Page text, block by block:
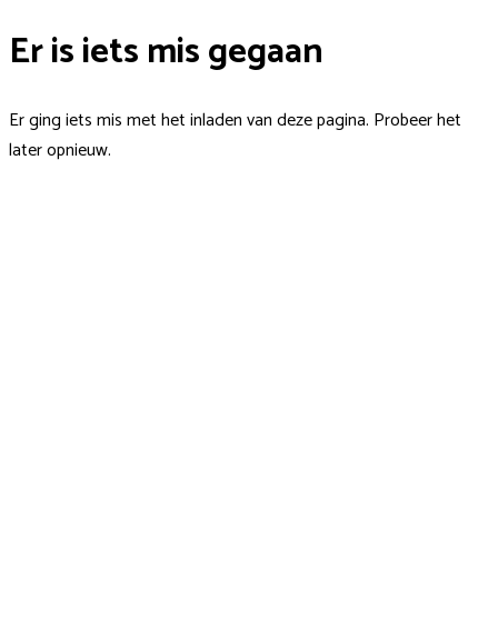
Er is iets mis gegaan
Er ging iets mis met het inladen van deze pagina. Probeer het
later opnieuw.